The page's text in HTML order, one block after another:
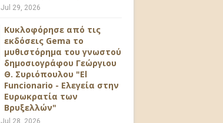
Jul 29, 2026
Κυκλοφόρησε από τις
εκδόσεις Gema το
μυθιστόρημα του γνωστού
δημοσιογράφου Γεώργιου
Θ. Συριόπουλου "El
Funcionario - Ελεγεία στην
Ευρωκρατία των
Βρυξελλών"
Jul 28, 2026